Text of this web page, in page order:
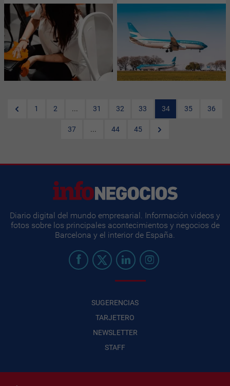
1 2 ... 31 32 33 34 35 36
37 ... 44 45
Diario digital del mundo empresarial. Información videos y
fotos sobre los principales acontecimientos y negocios de
Barcelona y el interior de España.
SUGERENCIAS
TARJETERO
NEWSLETTER
STAFF